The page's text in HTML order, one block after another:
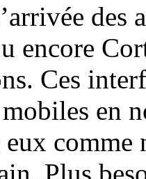
des
encore
Ces
en
comme
Plus